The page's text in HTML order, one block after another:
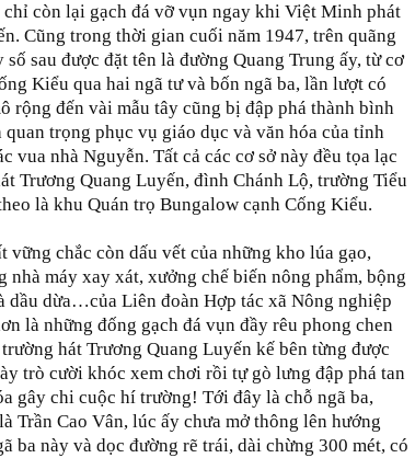
còn lại gạch đá vỡ vụn ngay khi Việt Minh phát
Cũng trong thời gian cuối năm 1947, trên quãng
sau được đặt tên là đường Quang Trung ấy, từ cơ
Kiểu qua hai ngã tư và bốn ngã ba, lần lượt có
rộng đến vài mẫu tây cũng bị đập phá thành bình
trọng phục vụ giáo dục và văn hóa của tỉnh
vua nhà Nguyễn. Tất cả các cơ sở này đều tọa lạc
Trương Quang Luyến, đình Chánh Lộ, trường Tiểu
là khu Quán trọ Bungalow cạnh Cống Kiểu.
vững chắc còn dấu vết của những kho lúa gạo,
nhà máy xay xát, xưởng chế biến nông phẩm, bộng
dầu dừa…của Liên đoàn Hợp tác xã Nông nghiệp
là những đống gạch đá vụn đầy rêu phong chen
hát Trương Quang Luyến kế bên từng được
trò cười khóc xem chơi rồi tự gò lưng đập phá tan
gây chi cuộc hí trường! Tới đây là chỗ ngã ba,
Trần Cao Vân, lúc ấy chưa mở thông lên hướng
ba này và dọc đường rẽ trái, dài chừng 300 mét, có